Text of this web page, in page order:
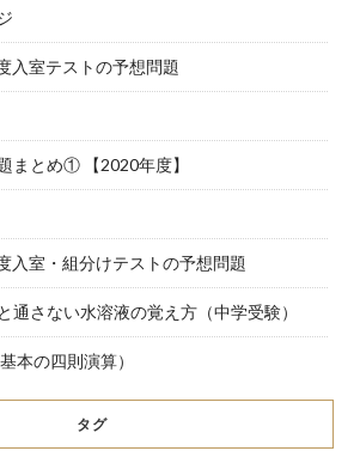
入室テストの予想問題
まとめ① 【2020年度】
入室・組分けテストの予想問題
通さない水溶液の覚え方（中学受験）
本の四則演算）
タグ